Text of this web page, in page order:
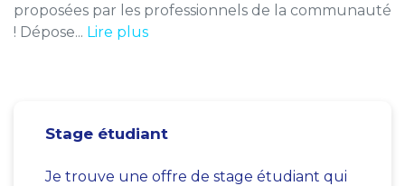
proposées par les professionnels de la communauté
! Dépose... Lire plus
Stage étudiant
Je trouve une offre de stage étudiant qui